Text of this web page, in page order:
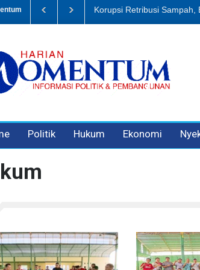
Divonis 5 Tahun Dugaan Penipuan Oleh
Politik Hukum Ekonomi